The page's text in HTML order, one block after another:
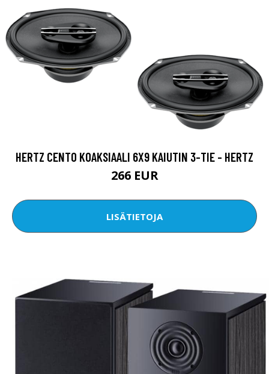
HERTZ CENTO KOAKSIAALI 6X9 KAIUTIN 3-TIE - HERTZ
266 EUR
LISÄTIETOJA